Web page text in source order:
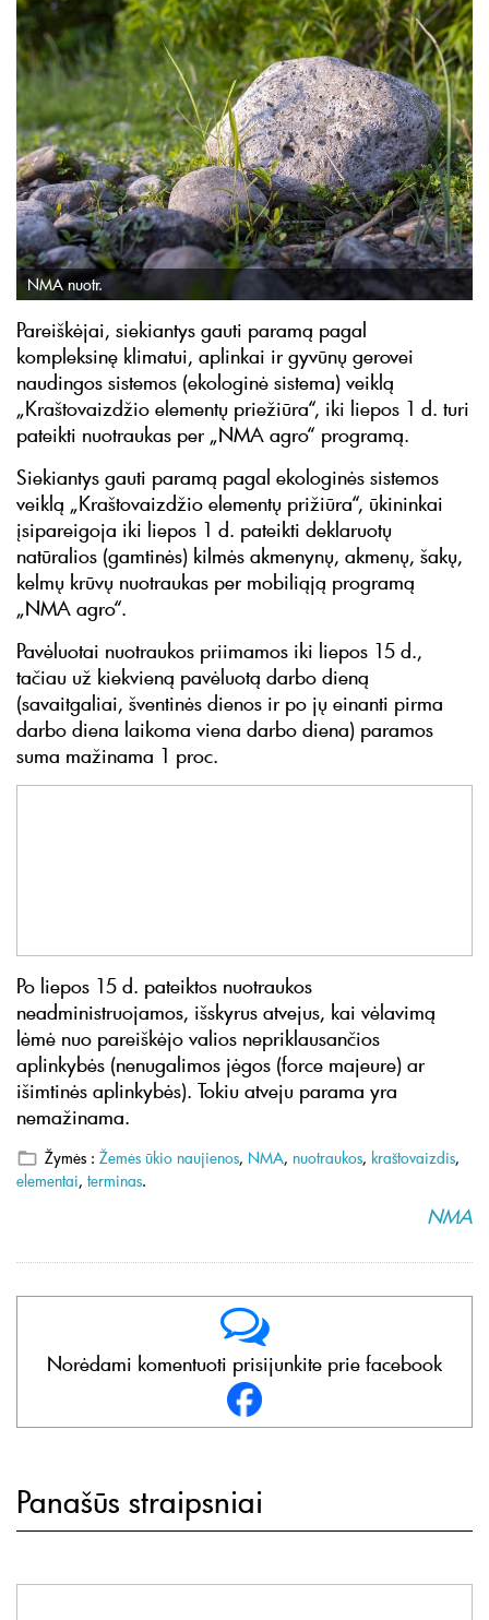
NMA nuotr.
Pareiškėjai, siekiantys gauti paramą pagal
kompleksinę klimatui, aplinkai ir gyvūnų gerovei
naudingos sistemos (ekologinė sistema) veiklą
„Kraštovaizdžio elementų priežiūra“, iki liepos 1 d. turi
pateikti nuotraukas per „NMA agro“ programą.
Siekiantys gauti paramą pagal ekologinės sistemos
veiklą „Kraštovaizdžio elementų prižiūra“, ūkininkai
įsipareigoja iki liepos 1 d. pateikti deklaruotų
natūralios (gamtinės) kilmės akmenynų, akmenų, šakų,
kelmų krūvų nuotraukas per mobiliąją programą
„NMA agro“.
Pavėluotai nuotraukos priimamos iki liepos 15 d.,
tačiau už kiekvieną pavėluotą darbo dieną
(savaitgaliai, šventinės dienos ir po jų einanti pirma
darbo diena laikoma viena darbo diena) paramos
suma mažinama 1 proc.
Po liepos 15 d. pateiktos nuotraukos
neadministruojamos, išskyrus atvejus, kai vėlavimą
lėmė nuo pareiškėjo valios nepriklausančios
aplinkybės (nenugalimos jėgos (force majeure) ar
išimtinės aplinkybės). Tokiu atveju parama yra
nemažinama.
Žymės : Žemės ūkio naujienos, NMA, nuotraukos, kraštovaizdis,
elementai, terminas.
NMA
Norėdami komentuoti prisijunkite prie facebook
Panašūs straipsniai